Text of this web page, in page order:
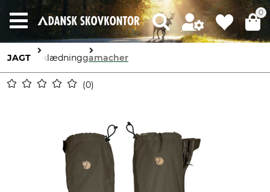
0
JAGT Beklædninggamacher
0